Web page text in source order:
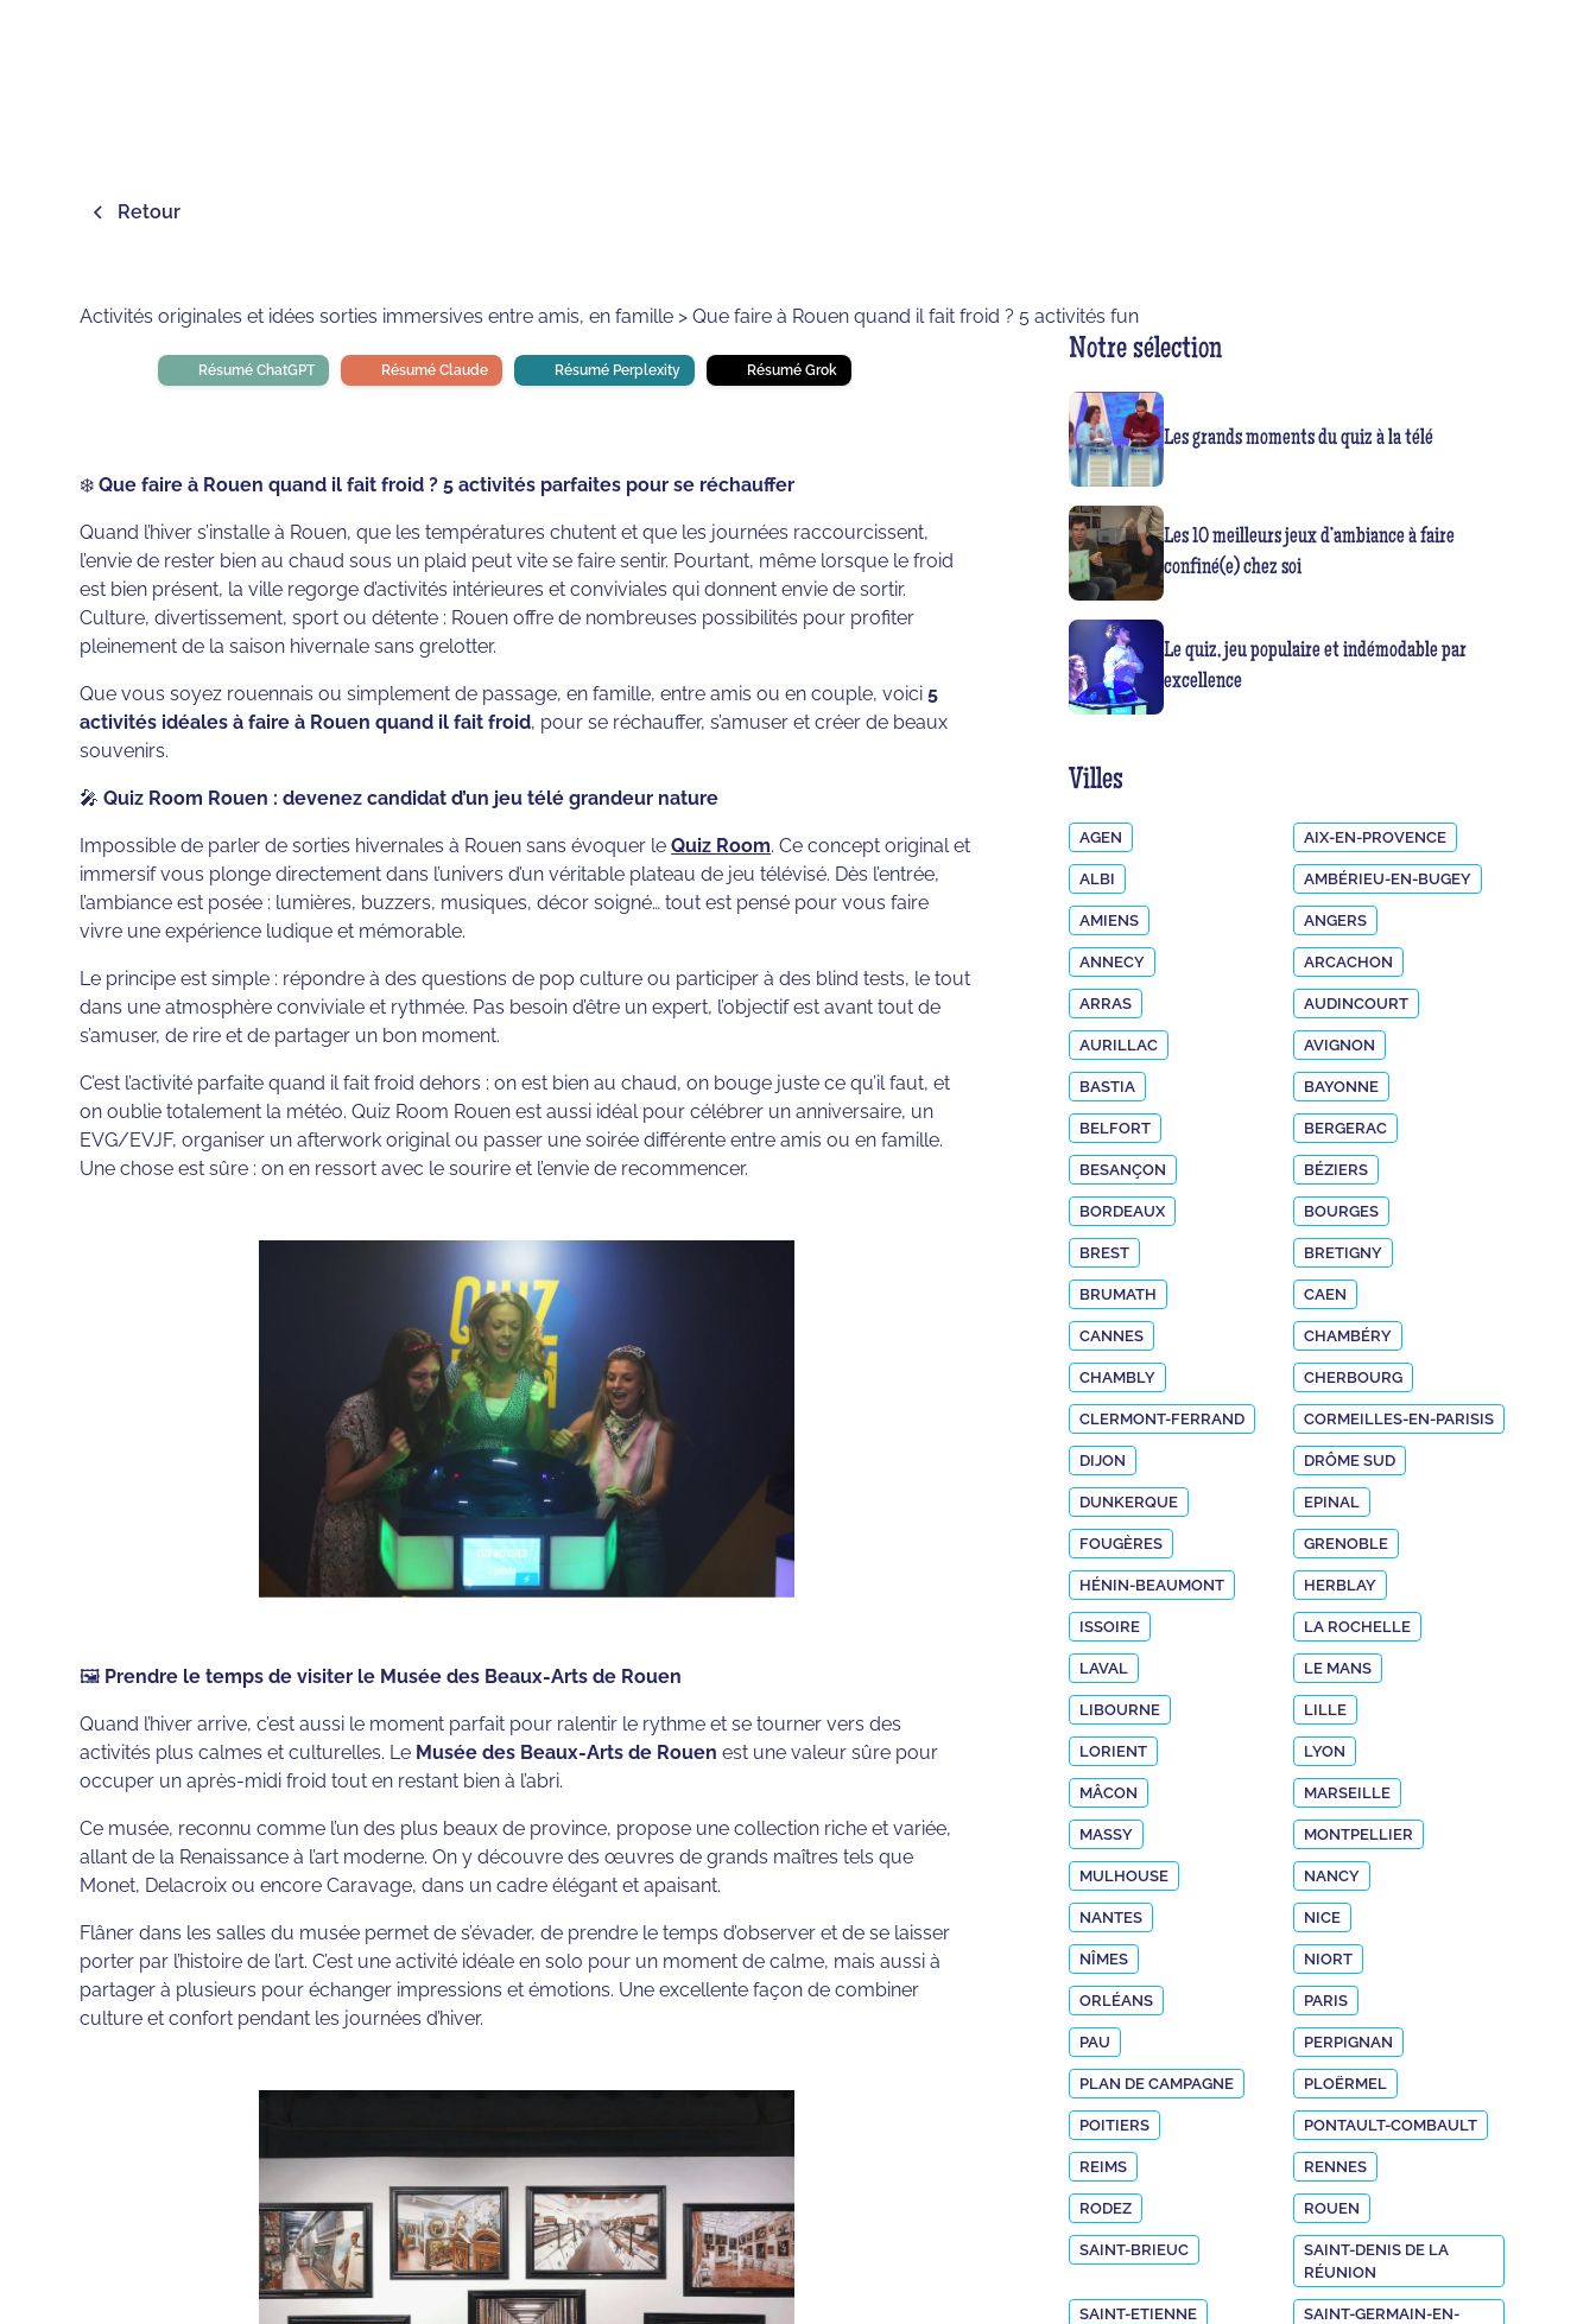
Retour
Activités originales et idées sorties immersives entre amis, en famille > Que faire à Rouen quand il fait froid ? 5 activités fun
Résumé ChatGPT Résumé Claude Résumé Perplexity Résumé Grok
❄️Que faire à Rouen quand il fait froid ? 5 activités parfaites pour se réchauffer
Quand l’hiver s’installe à Rouen, que les températures chutent et que les journées raccourcissent,
l’envie de rester bien au chaud sous un plaid peut vite se faire sentir. Pourtant, même lorsque le froid
est bien présent, la ville regorge d’activités intérieures et conviviales qui donnent envie de sortir.
Culture, divertissement, sport ou détente : Rouen offre de nombreuses possibilités pour profiter
pleinement de la saison hivernale sans grelotter.
Que vous soyez rouennais ou simplement de passage, en famille, entre amis ou en couple, voici5
activités idéales à faire à Rouen quand il fait froid, pour se réchauffer, s’amuser et créer de beaux
souvenirs.
🎤Quiz Room Rouen : devenez candidat d’un jeu télé grandeur nature
Impossible de parler de sorties hivernales à Rouen sans évoquer leQuiz Room. Ce concept original et
immersif vous plonge directement dans l’univers d’un véritable plateau de jeu télévisé. Dès l’entrée,
l’ambiance est posée : lumières, buzzers, musiques, décor soigné… tout est pensé pour vous faire
vivre une expérience ludique et mémorable.
Le principe est simple : répondre à des questions de pop culture ou participer à des blind tests, le tout
dans une atmosphère conviviale et rythmée. Pas besoin d’être un expert, l’objectif est avant tout de
s’amuser, de rire et de partager un bon moment.
C’est l’activité parfaite quand il fait froid dehors : on est bien au chaud, on bouge juste ce qu’il faut, et
on oublie totalement la météo. Quiz Room Rouen est aussi idéal pour célébrer un anniversaire, un
EVG/EVJF, organiser un afterwork original ou passer une soirée différente entre amis ou en famille.
Une chose est sûre : on en ressort avec le sourire et l’envie de recommencer.
🖼️ Prendre le temps de visiter le Musée des Beaux-Arts de Rouen
Quand l’hiver arrive, c’est aussi le moment parfait pour ralentir le rythme et se tourner vers des
activités plus calmes et culturelles. Le Musée des Beaux-Arts de Rouen est une valeur sûre pour
occuper un après-midi froid tout en restant bien à l’abri.
Ce musée, reconnu comme l’un des plus beaux de province, propose une collection riche et variée,
allant de la Renaissance à l’art moderne. On y découvre des œuvres de grands maîtres tels que
Monet, Delacroix ou encore Caravage, dans un cadre élégant et apaisant.
Flâner dans les salles du musée permet de s’évader, de prendre le temps d’observer et de se laisser
porter par l’histoire de l’art. C’est une activité idéale en solo pour un moment de calme, mais aussi à
partager à plusieurs pour échanger impressions et émotions. Une excellente façon de combiner
culture et confort pendant les journées d’hiver.
Notre sélection
Les grands moments du quiz à la télé
Les 10 meilleurs jeux d’ambiance à faire
confiné(e) chez soi
Le quiz, jeu populaire et indémodable par
excellence
Villes
AGEN AIX-EN-PROVENCE
ALBI AMBÉRIEU-EN-BUGEY
AMIENS ANGERS
ANNECY ARCACHON
ARRAS AUDINCOURT
AURILLAC AVIGNON
BASTIA BAYONNE
BELFORT BERGERAC
BESANÇON BÉZIERS
BORDEAUX BOURGES
BREST BRETIGNY
BRUMATH CAEN
CANNES CHAMBÉRY
CHAMBLY CHERBOURG
CLERMONT-FERRAND CORMEILLES-EN-PARISIS
DIJON DRÔME SUD
DUNKERQUE EPINAL
FOUGÈRES GRENOBLE
HÉNIN-BEAUMONT HERBLAY
ISSOIRE LA ROCHELLE
LAVAL LE MANS
LIBOURNE LILLE
LORIENT LYON
MÂCON MARSEILLE
MASSY MONTPELLIER
MULHOUSE NANCY
NANTES NICE
NÎMES NIORT
ORLÉANS PARIS
PAU PERPIGNAN
PLAN DE CAMPAGNE PLOËRMEL
POITIERS PONTAULT-COMBAULT
REIMS RENNES
RODEZ ROUEN
SAINT-BRIEUC
SAINT-DENIS DE LA
RÉUNION
SAINT-ETIENNE
SAINT-GERMAIN-EN-